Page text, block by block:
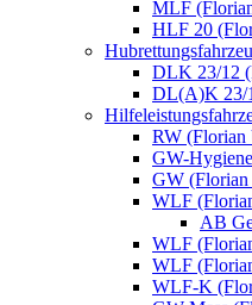
MLF
HLF 20
DLK 23/12
DL(A)K 23/
RW (Florian
GW-
GW (Florian
WLF
AB
WLF
WLF
WLF-K